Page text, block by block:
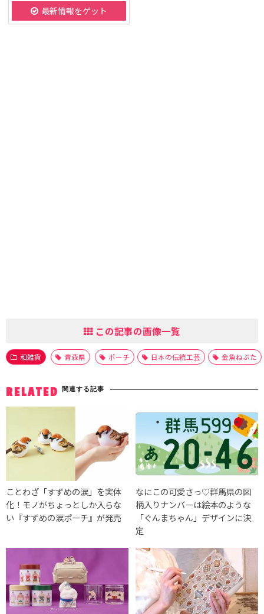
最新情報をゲット
この記事の画像一覧
和雑貨 青森県 ポーチ 日本の伝統工芸 金魚ねぷた
RELATED 関連する記事
ことわざ「すずめの涙」を実体
化！モノがちょっとしか入らな
い『すずめの涙ポーチ』が発売
なにこの可愛さっ♡群馬県の図
柄入りナンバーは絵本のような
「ぐんまちゃん」デザインに決
定